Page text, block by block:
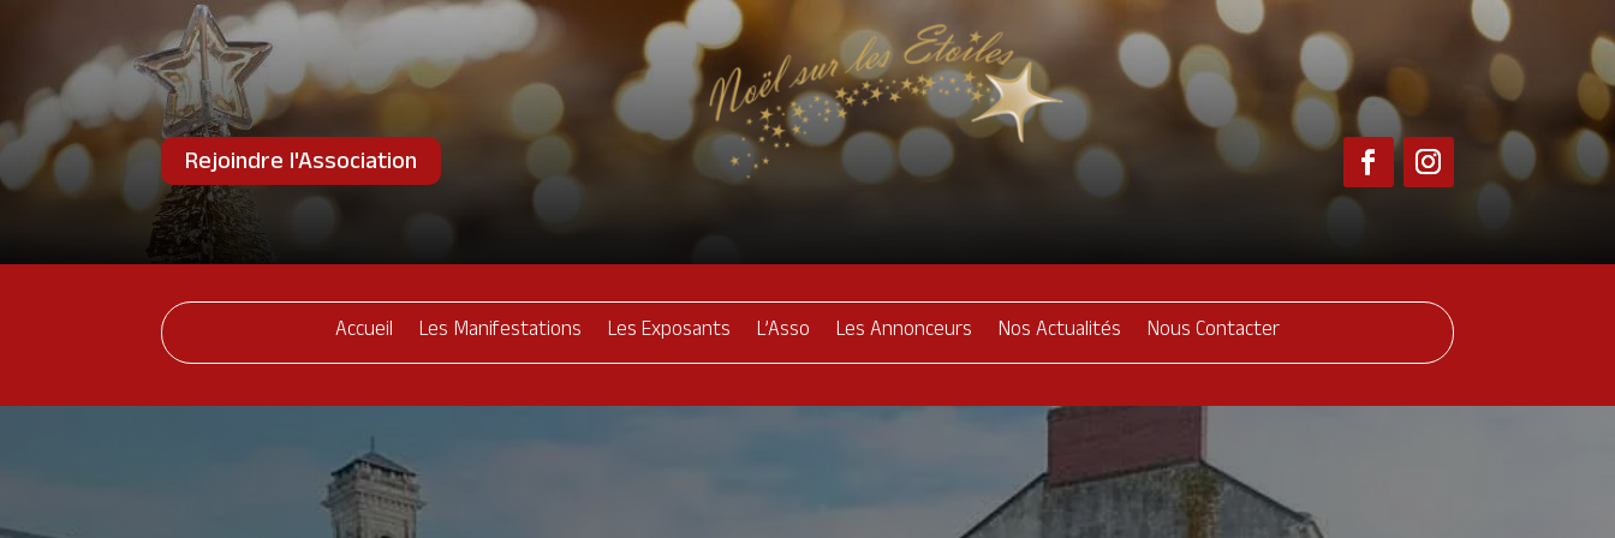
Rejoindre l'Association
Accueil Les Manifestations Les Exposants L’Asso Les Annonceurs Nos Actualités Nous Contacter